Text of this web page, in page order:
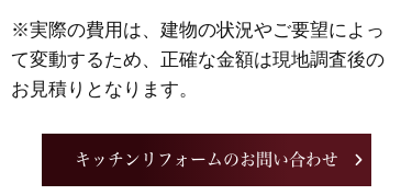
※実際の費用は、建物の状況やご要望によっ
て変動するため、正確な金額は現地調査後の
お見積りとなります。
キッチンリフォームのお問い合わせ